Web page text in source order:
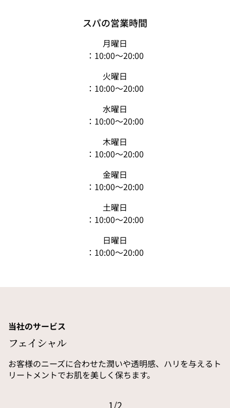
スパの営業時間
月曜日
：10:00〜20:00
火曜日
：10:00〜20:00
水曜日
：10:00〜20:00
木曜日
：10:00〜20:00
金曜日
：10:00〜20:00
土曜日
：10:00〜20:00
日曜日
：10:00〜20:00
当社のサービス
フェイシャル
お客様のニーズに合わせた潤いや透明感、ハリを与えるト
リートメントでお肌を美しく保ちます。
前のカルーセル（2/2）
1/2